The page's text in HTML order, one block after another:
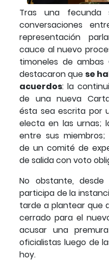
Tras una fecunda
conversaciones
representación
cauce al nuevo
timoneles de ambas
destacaron que se
acuerdos: la
de una nueva
ésta sea escrita por
electa en las urnas;
entre sus
de un comité de
de salida con voto
No obstante, desde
participa de la
tarde a plantear que
cerrado para el
acusar una
oficialistas luego de
hoy.